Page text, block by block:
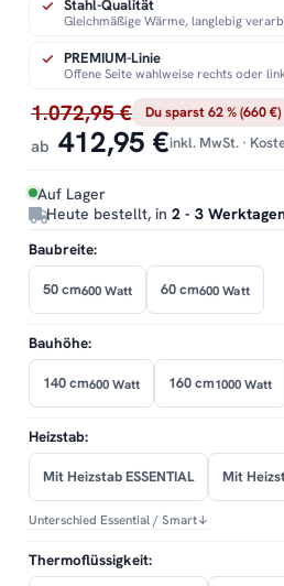
1.072,95 € Du sparst 62 % (660 €)
ab 412,95 €inkl. MwSt. ·
Auf Lager
Heute bestellt, in 2 - 3
Stahl-Qualität
Gleichmäßige Wärme, langlebig
PREMIUM-Linie
Offene Seite wahlweise rechts oder
Baubreite:
50 cm600 Watt 60 cm600 Watt
Bauhöhe:
140 cm600 Watt 160 cm1000 Watt
Heizstab:
Mit Heizstab ESSENTIAL Mit
Unterschied Essential / Smart↓
Thermoflüssigkeit: